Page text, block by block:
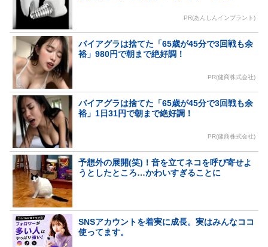
PR(あんしんインプラント)
バイアグラは捨てた「65歳が45分で3回戦も余
裕」980円で朝まで絶好調！
PR(健商株式会社)
バイアグラは捨てた「65歳が45分で3回戦も余
裕」1日31円で朝まで絶好調！
PR(健商株式会社)
予想外の展開(笑)！音を立てネコを呼び寄せよ
うとしたところ…かわいすぎることに
SNSアカウントを着実に成長。実はみんなココ
使ってます。